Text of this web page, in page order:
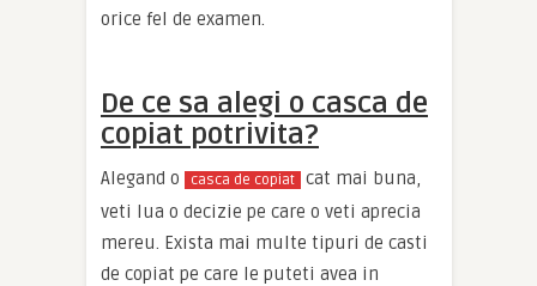
orice fel de examen.
De ce sa alegi o casca de
copiat potrivita?
Alegand o casca de copiat cat mai buna,
veti lua o decizie pe care o veti aprecia
mereu. Exista mai multe tipuri de casti
de copiat pe care le puteti avea in